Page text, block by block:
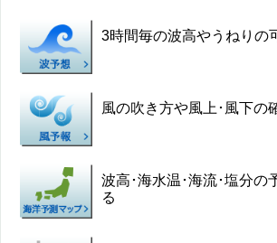
3時間毎の波高やうねりの
風の吹き方や風上･風下の
波高･海水温･海流･塩分の
る